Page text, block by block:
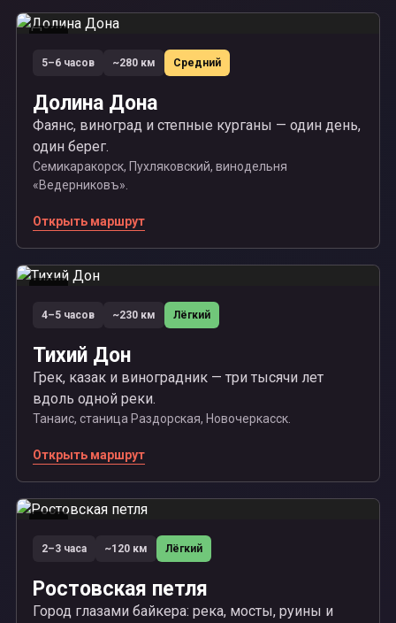
5–6 часов ~280 км Средний
Долина Дона
Фаянс, виноград и степные курганы — один день,
один берег.
Семикаракорск, Пухляковский, винодельня
«Ведерниковъ».
Открыть маршрут
4–5 часов ~230 км Лёгкий
Тихий Дон
Грек, казак и виноградник — три тысячи лет
вдоль одной реки.
Танаис, станица Раздорская, Новочеркасск.
Открыть маршрут
2–3 часа ~120 км Лёгкий
Ростовская петля
Город глазами байкера: река, мосты, руины и